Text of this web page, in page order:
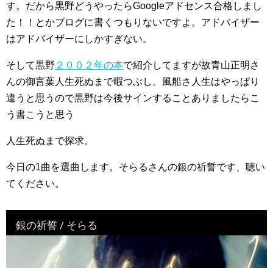
す。だから黒野どうやったらGoogleアドセンス合格しまし
た！！とかブログに書くつもりないですよ。アドバイザー
はアドバイザーにしかすぎない。
そして黒野 ２００２年の本で紹介してますが故青山正明さ
んの御言葉人生死ぬまで暇つぶし。風船さ人生はやっぱり
違うと思うので黒野は今後サインすることありましたらこ
う書こうと思う
人生死ぬまで探求。
今日の1曲を選曲します。そらるさんの銀の祈誓です、聴い
てください。
銀の祈誓 / そらる